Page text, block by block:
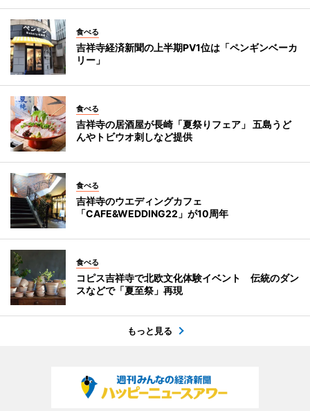
食べる
吉祥寺経済新聞の上半期PV1位は「ペンギンベーカ
リー」
食べる
吉祥寺の居酒屋が長崎「夏祭りフェア」 五島うど
んやトビウオ刺しなど提供
食べる
吉祥寺のウエディングカフェ
「CAFE&WEDDING22」が10周年
食べる
コピス吉祥寺で北欧文化体験イベント 伝統のダン
スなどで「夏至祭」再現
もっと見る